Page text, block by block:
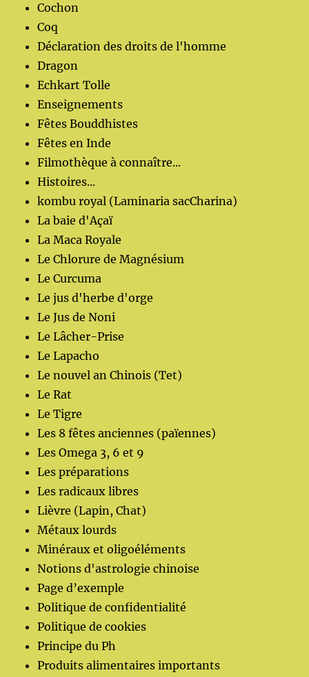
Cochon
Coq
Déclaration des droits de l'homme
Dragon
Echkart Tolle
Enseignements
Fêtes Bouddhistes
Fêtes en Inde
Filmothèque à connaître...
Histoires...
kombu royal (Laminaria sacCharina)
La baie d'Açaï
La Maca Royale
Le Chlorure de Magnésium
Le Curcuma
Le jus d'herbe d'orge
Le Jus de Noni
Le Lâcher-Prise
Le Lapacho
Le nouvel an Chinois (Tet)
Le Rat
Le Tigre
Les 8 fêtes anciennes (païennes)
Les Omega 3, 6 et 9
Les préparations
Les radicaux libres
Lièvre (Lapin, Chat)
Métaux lourds
Minéraux et oligoéléments
Notions d'astrologie chinoise
Page d’exemple
Politique de confidentialité
Politique de cookies
Principe du Ph
Produits alimentaires importants